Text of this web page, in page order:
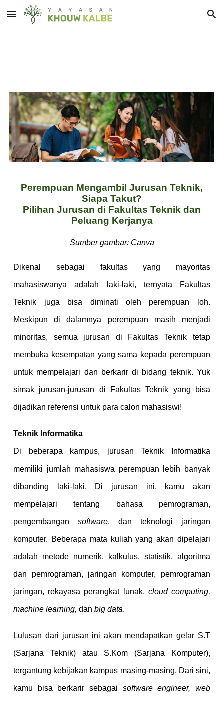
Skip to main content Skip to navigation
Perempuan Mengambil Jurusan Teknik,
Siapa Takut?
Pilihan Jurusan di Fakultas Teknik dan
Peluang Kerjanya
Sumber gambar: Canva
Dikenal sebagai fakultas yang mayoritas
mahasiswanya adalah laki-laki, ternyata Fakultas
Teknik juga bisa diminati oleh perempuan loh.
Meskipun di dalamnya perempuan masih menjadi
minoritas, semua jurusan di Fakultas Teknik tetap
membuka kesempatan yang sama kepada perempuan
untuk mempelajari dan berkarir di bidang teknik. Yuk
simak jurusan-jurusan di Fakultas Teknik yang bisa
dijadikan referensi untuk para calon mahasiswi!
Teknik Informatika
Di beberapa kampus, jurusan Teknik Informatika
memiliki jumlah mahasiswa perempuan lebih banyak
dibanding laki-laki. Di jurusan ini, kamu akan
mempelajari tentang bahasa pemrograman,
pengembangansoftware, dan teknologi jaringan
komputer. Beberapa mata kuliah yang akan dipelajari
adalah metode numerik, kalkulus, statistik, algoritma
dan pemrograman, jaringan komputer, pemrograman
jaringan, rekayasa perangkat lunak, cloud computing,
machine learning,danbig data.
Lulusan dari jurusan ini akan mendapatkan gelar S.T
(Sarjana Teknik) atau S.Kom (Sarjana Komputer),
tergantung kebijakan kampus masing-masing. Dari sini,
kamu bisa berkarir sebagai software engineer, web